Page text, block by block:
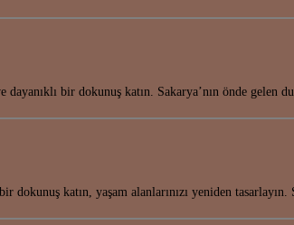
dayanıklı bir dokunuş katın. Sakarya’nın önde gelen
dokunuş katın, yaşam alanlarınızı yeniden